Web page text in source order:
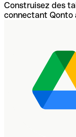
Construisez des
connectant Qonto